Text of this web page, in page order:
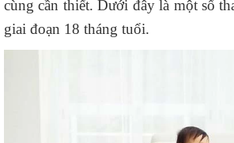
cùng cần thiết. Dưới đây là một số
giai đoạn 18 tháng tuổi.